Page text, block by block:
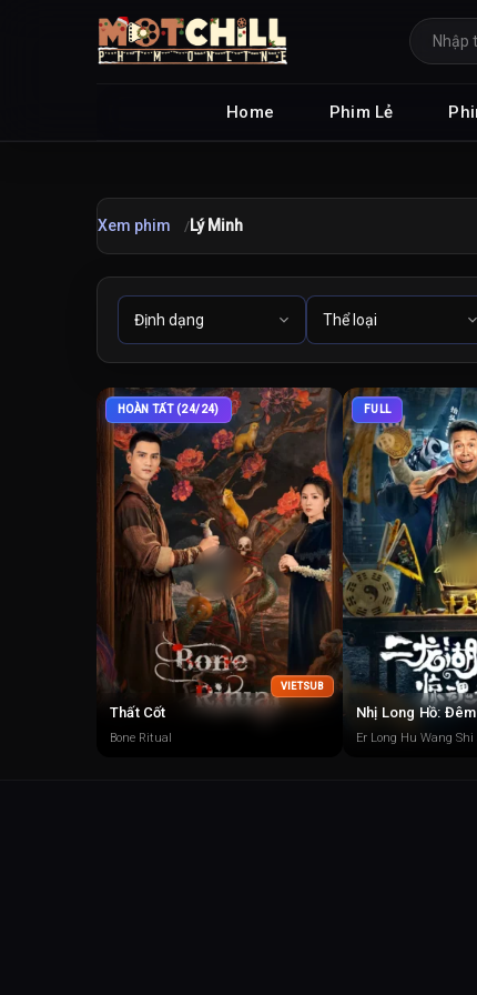
Home Phim Lẻ
Xem phim Lý Minh
HOÀN TẤT (24/24)
VIETSUB
Thất Cốt
Bone Ritual
FULL
Nhị Long Hồ:
Er Long Hu Wang